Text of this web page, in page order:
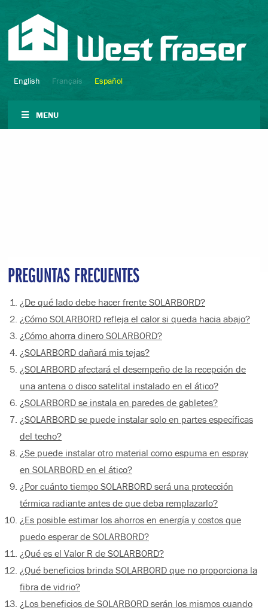
English Français Español
MENU
PREGUNTAS FRECUENTES
¿De qué lado debe hacer frente SOLARBORD?
¿Cómo SOLARBORD refleja el calor si queda hacia abajo?
¿Cómo ahorra dinero SOLARBORD?
¿SOLARBORD dañará mis tejas?
¿SOLARBORD afectará el desempeño de la recepción de
una antena o disco satelital instalado en el ático?
¿SOLARBORD se instala en paredes de gabletes?
¿SOLARBORD se puede instalar solo en partes específicas
del techo?
¿Se puede instalar otro material como espuma en espray
en SOLARBORD en el ático?
¿Por cuánto tiempo SOLARBORD será una protección
térmica radiante antes de que deba remplazarlo?
¿Es posible estimar los ahorros en energía y costos que
puedo esperar de SOLARBORD?
¿Qué es el Valor R de SOLARBORD?
¿Qué beneficios brinda SOLARBORD que no proporciona la
fibra de vidrio?
¿Los beneficios de SOLARBORD serán los mismos cuando